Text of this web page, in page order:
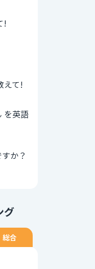
!
えて!
を英語
か？
グ
総合